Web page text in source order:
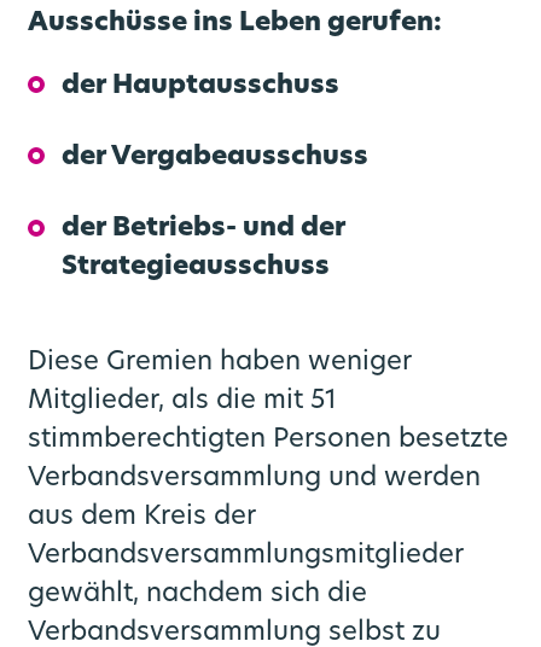
Ausschüsse ins Leben gerufen:
der Hauptausschuss
der Vergabeausschuss
der Betriebs- und der
Strategieausschuss
Diese Gremien haben weniger
Mitglieder, als die mit 51
stimmberechtigten Personen besetzte
Verbandsversammlung und werden
aus dem Kreis der
Verbandsversammlungsmitglieder
gewählt, nachdem sich die
Verbandsversammlung selbst zu
Baustellenübersicht
Linien
Haltestellen
Rheinlandtarif
Deutschlandticket
Deutschlandticket Job
Deutschland Semesterticket
24hTicket
24hTicket (english)
Zusatztickets
Mobilität für alle
Bike+Ride
Bikesharing
Scooter
Carsharing
Newsletter
Insta News
Schlaue Nummer
Kundencenter
Mobilitätsgarantie
Fundsachen
Umgezogen?
Markenbotschafter
S-Bahn Zukunft
go.Blog